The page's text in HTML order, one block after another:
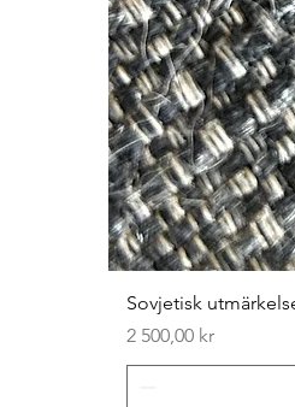
Sovjetisk
Pris
2 500,00 kr